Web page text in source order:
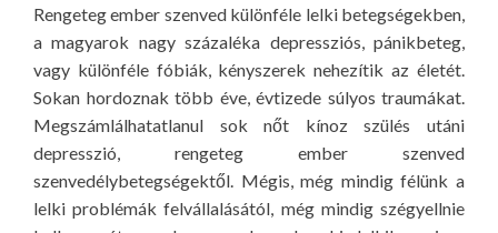
Rengeteg ember szenved különféle lelki betegségekben,
a magyarok nagy százaléka depressziós, pánikbeteg,
vagy különféle fóbiák, kényszerek nehezítik az életét.
Sokan hordoznak több éve, évtizede súlyos traumákat.
Megszámlálhatatlanul sok nőt kínoz szülés utáni
depresszió, rengeteg ember szenved
szenvedélybetegségektől. Mégis, még mindig félünk a
lelki problémák felvállalásától, még mindig szégyellnie